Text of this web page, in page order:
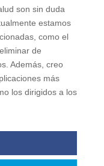
son sin duda
estamos
como el
de
Además, creo
más
los dirigidos a los